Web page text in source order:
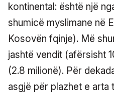
kontinental: është një
shumicë myslimane në
Kosovën fqinje). Më
jashtë vendit (afërsisht
(2.8 milionë). Për
asgjë për plazhet e arta